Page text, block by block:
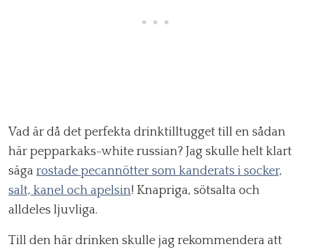
Vad är då det perfekta drinktilltugget till en sådan
här pepparkaks-white russian? Jag skulle helt klart
säga rostade pecannötter som kanderats i socker,
salt, kanel och apelsin! Knapriga, sötsalta och
alldeles ljuvliga.
Till den här drinken skulle jag rekommendera att